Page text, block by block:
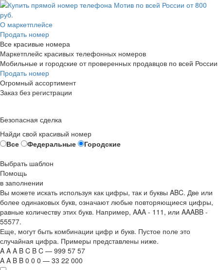
О маркетплейсе
Продать номер
Все красивые номера
Маркетплейс красивых телефонных номеров
Мобильные и городские от проверенных продавцов по всей России
Продать номер
Огромный ассортимент
Заказ без регистрации
Безопасная сделка
Найди свой красивый номер
Все
Федеральные
Городские
Выбрать шаблон
Помощь
в заполнении
Вы можете искать используя как цифры, так и буквы ABC. Две или
более одинаковых букв, означают любые повторяющиеся цифры,
равные количеству этих букв. Например, AAA - 111 , или AAABB -
55577.
Еще, могут быть комбинации цифр и букв. Пустое поле это
случайная цифра. Примеры представлены ниже.
A A A B C B C — 999 57 57
A A B B 0 0 0 — 33 22 000